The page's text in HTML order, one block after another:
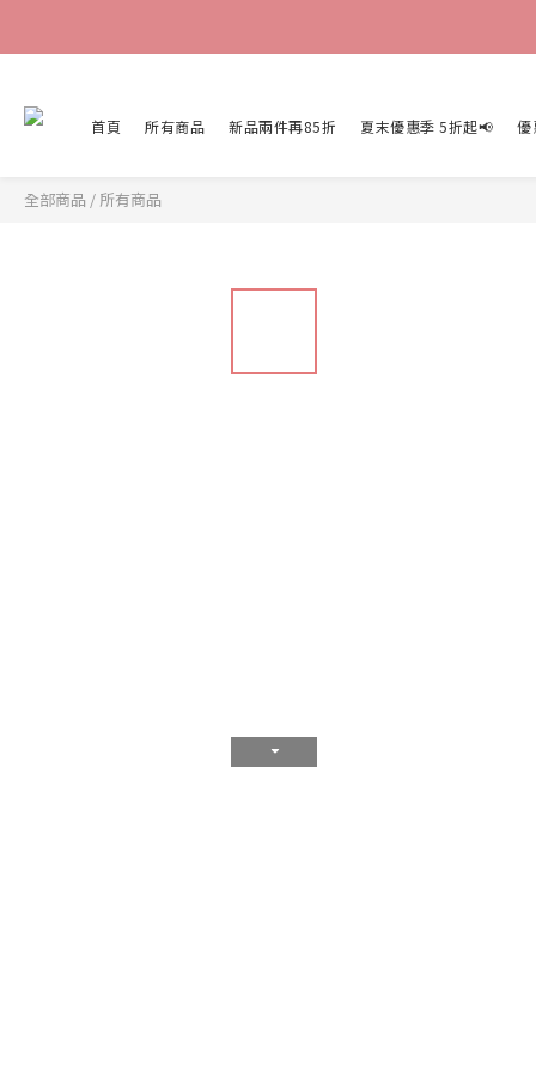
首頁 所有商品 新品兩件再85折 夏末優惠季 5折起📢 優
全部商品 / 所有商品